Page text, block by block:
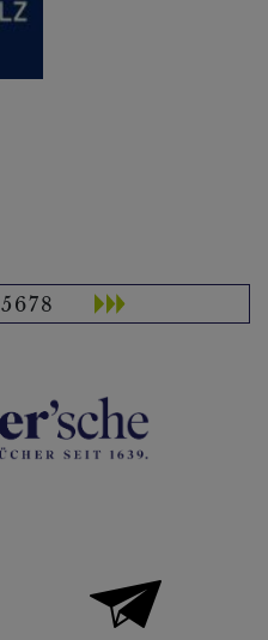
5 678